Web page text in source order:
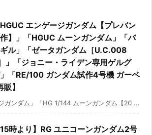
HGUC エンゲージガンダム【プレバン
】」「HGUC ムーンガンダム」「バ
ル」「ゼータガンダム［U.C.008
」「ジョニー・ライデン専用ゲルグ
「RE/100 ガンダム試作4号機 ガーベ
】
ガンダム」「HG 1/144 ムーンガンダム【20 ...
15時より】RG ユニコーンガンダム2号